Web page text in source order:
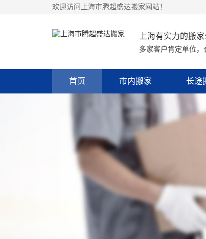
欢迎访问上海市腾超盛达搬家网站！
上海有实力的搬
多家客户肯定单位，
首页 市内搬家 长途